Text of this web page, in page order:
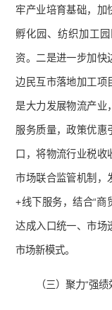
牢产业培育基础，加
孵化园、纺织加工
资。二是进一步加快
边民互市落地加工项
是大力发展物流产业
服务质量，政策优惠
口，将物流行业税
市场联合监管机制，
+线下服务，结合“商
达成入口统一、市场
市场新模式。
（三）聚力“强